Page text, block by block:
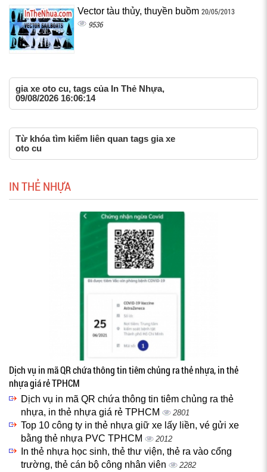
Vector tàu thủy, thuyền buồm 20/05/2013
9536
gia xe oto cu, tags của In Thẻ Nhựa,
09/08/2026 16:06:14
Từ khóa tìm kiếm liên quan tags gia xe
oto cu
IN THẺ NHỰA
Dịch vụ in mã QR chứa thông tin tiêm chủng ra thẻ nhựa, in thẻ
nhựa giá rẻ TPHCM
Dịch vụ in mã QR chứa thông tin tiêm chủng ra thẻ
nhựa, in thẻ nhựa giá rẻ TPHCM
2801
Top 10 công ty in thẻ nhựa giữ xe lấy liền, vé gửi xe
bằng thẻ nhựa PVC TPHCM
2012
In thẻ nhựa học sinh, thẻ thư viện, thẻ ra vào cổng
trường, thẻ cán bộ công nhân viên
2282